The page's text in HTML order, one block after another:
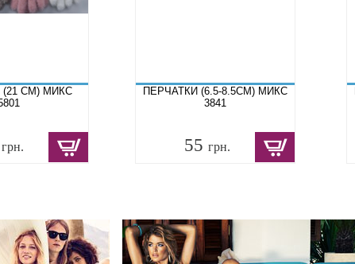
(21 СМ) МИКС
грн.
ПЕРЧАТКИ (6.5-8.5СМ) МИКС
3841
55 грн.